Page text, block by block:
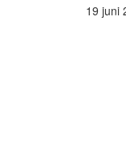
19 juni